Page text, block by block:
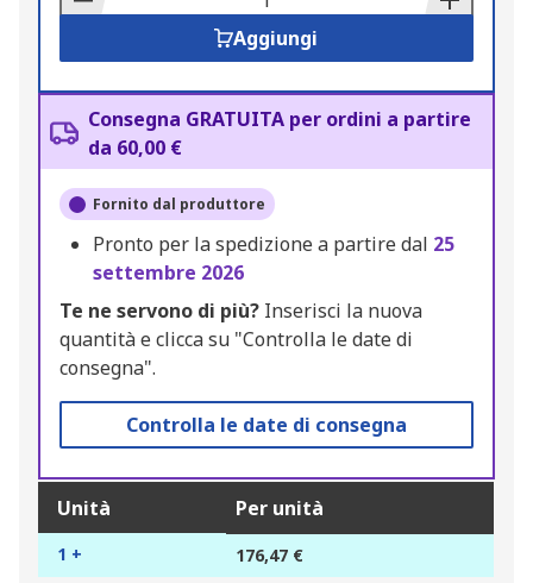
Aggiungi
Consegna GRATUITA per ordini a partire
da 60,00 €
Fornito dal produttore
Pronto per la spedizione a partire dal 25
settembre 2026
Te ne servono di più? Inserisci la nuova
quantità e clicca su "Controlla le date di
consegna".
Controlla le date di consegna
Unità Per unità
1 + 176,47 €